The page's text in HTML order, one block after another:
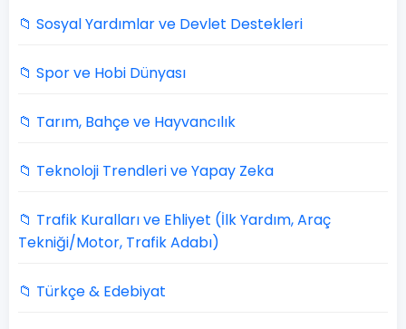
📁 Sosyal Yardımlar ve Devlet Destekleri
📁 Spor ve Hobi Dünyası
📁 Tarım, Bahçe ve Hayvancılık
📁 Teknoloji Trendleri ve Yapay Zeka
📁 Trafik Kuralları ve Ehliyet (İlk Yardım, Araç
Tekniği/Motor, Trafik Adabı)
📁 Türkçe & Edebiyat